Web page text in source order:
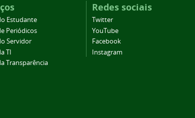
Estudante
Periódicos
Servidor
TI
Transparência
Redes sociais
Twitter
YouTube
Facebook
Instagram